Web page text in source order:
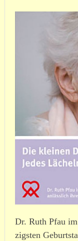
Dr. Ruth Pfau
zigsten